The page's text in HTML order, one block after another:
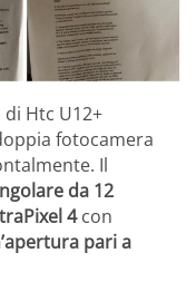
Htc U12+
fotocamera
Il
da 12
4con
pari a